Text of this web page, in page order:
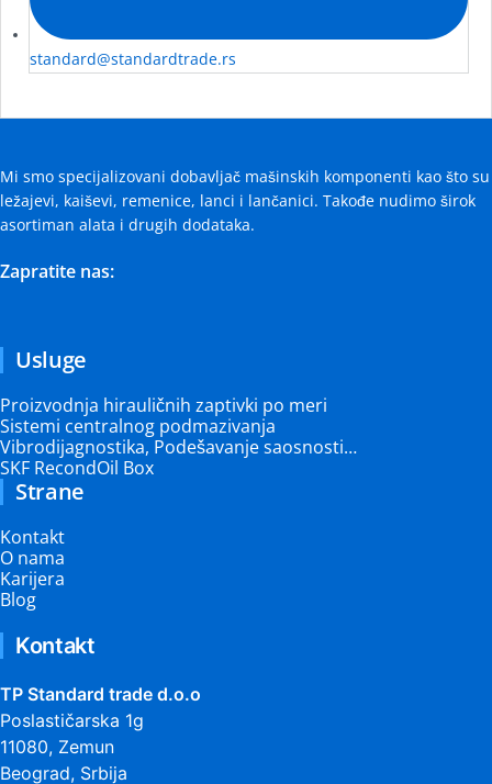
standard@standardtrade.rs
Mi smo specijalizovani dobavljač mašinskih komponenti kao što su
ležajevi, kaiševi, remenice, lanci i lančanici. Takođe nudimo širok
asortiman alata i drugih dodataka.
Zapratite nas:
Usluge
Proizvodnja hirauličnih zaptivki po meri
Sistemi centralnog podmazivanja
Vibrodijagnostika, Podešavanje saosnosti…
SKF RecondOil Box
Strane
Kontakt
O nama
Karijera
Blog
Kontakt
TP Standard trade d.o.o
Poslastičarska 1g
11080, Zemun
Beograd, Srbija